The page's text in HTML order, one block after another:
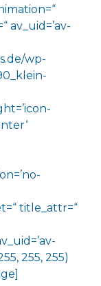
av_uid=’av-
wp-
title_attr=“
255, 255)